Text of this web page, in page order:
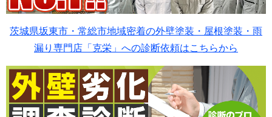
茨城県坂東市・常総市地域密着の外壁塗装・屋根塗装・雨
漏り専門店「克栄」への診断依頼はこちらから